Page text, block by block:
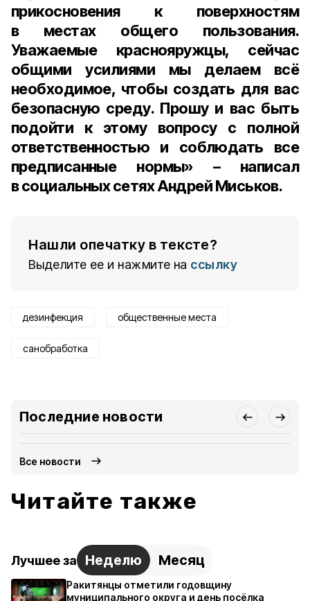
прикосновения к поверхностям
в местах общего пользования.
Уважаемые краснояружцы, сейчас
общими усилиями мы делаем всё
необходимое, чтобы создать для вас
безопасную среду. Прошу и вас быть
подойти к этому вопросу с полной
ответственностью и соблюдать все
предписанные нормы» – написал
в социальных сетях Андрей Миськов.
Нашли опечатку в тексте?
Выделите ее и нажмите на ссылку
дезинфекция общественные места
санобработка
Последние новости
Все новости
Читайте также
Лучшее за Неделю Месяц
Ракитянцы отметили годовщину
муниципального округа и день посёлка